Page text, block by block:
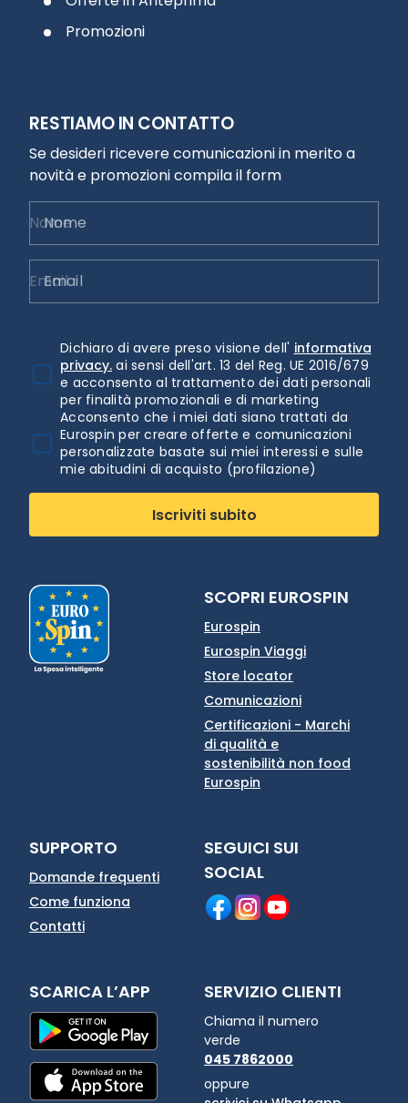
Promozioni
RESTIAMO IN CONTATTO
Se desideri ricevere comunicazioni in merito a
novità e promozioni compila il form
Nome
Email
Dichiaro di avere preso visione dell' informativa
privacy. ai sensi dell'art. 13 del Reg. UE 2016/679
e acconsento al trattamento dei dati personali
per finalità promozionali e di marketing
Acconsento che i miei dati siano trattati da
Eurospin per creare offerte e comunicazioni
personalizzate basate sui miei interessi e sulle
mie abitudini di acquisto (profilazione)
Iscriviti subito
SCOPRI EUROSPIN
Eurospin
Eurospin Viaggi
Store locator
Comunicazioni
Certificazioni - Marchi
di qualità e
sostenibilità non food
Eurospin
SUPPORTO
Domande frequenti
Come funziona
Contatti
SEGUICI SUI
SOCIAL
SCARICA L’APP SERVIZIO CLIENTI
Chiama il numero
verde
045 7862000
oppure